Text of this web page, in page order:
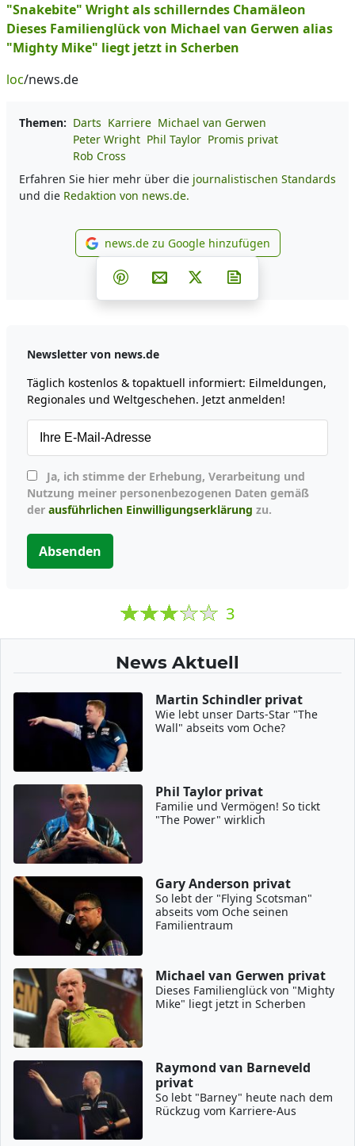
"Snakebite" Wright als schillerndes Chamäleon
Dieses Familienglück von Michael van Gerwen alias
"Mighty Mike" liegt jetzt in Scherben
loc/news.de
Themen: Darts Karriere Michael van Gerwen
Peter Wright Phil Taylor Promis privat
Rob Cross
Erfahren Sie hier mehr über die journalistischen Standards
und die Redaktion von news.de.
news.de zu Google
news.de zu Google hinzufügen
Teilen auf Facebook
Teilen auf Whatsapp
Teilen auf Telegram
Teilen auf Pinterest
Per E-Mail teilen
Post auf X
Newsletter von news.de
Täglich kostenlos & topaktuell informiert: Eilmeldungen,
Regionales und Weltgeschehen. Jetzt anmelden!
Nutzung meiner personenbezogenen Daten gemäß
der ausführlichen Einwilligungserklärung zu.
Absenden
3
News Aktuell
Martin Schindler privat
Wie lebt unser Darts-Star "The
Wall" abseits vom Oche?
Phil Taylor privat
Familie und Vermögen! So tickt
"The Power" wirklich
Gary Anderson privat
So lebt der "Flying Scotsman"
abseits vom Oche seinen
Familientraum
Michael van Gerwen privat
Dieses Familienglück von "Mighty
Mike" liegt jetzt in Scherben
Raymond van Barneveld
privat
So lebt "Barney" heute nach dem
Rückzug vom Karriere-Aus